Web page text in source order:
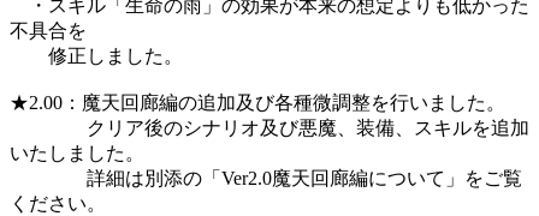
・スキル「生命の雨」の効果が本来の想定よりも低かった
不具合を
修正しました。
★2.00：魔天回廊編の追加及び各種微調整を行いました。
クリア後のシナリオ及び悪魔、装備、スキルを追加
いたしました。
詳細は別添の「Ver2.0魔天回廊編について」をご覧
ください。